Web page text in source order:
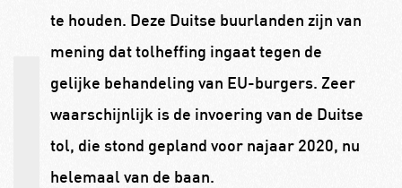
te houden. Deze Duitse buurlanden zijn van
mening dat tolheffing ingaat tegen de
gelijke behandeling van EU-burgers. Zeer
waarschijnlijk is de invoering van de Duitse
tol, die stond gepland voor najaar 2020, nu
helemaal van de baan.